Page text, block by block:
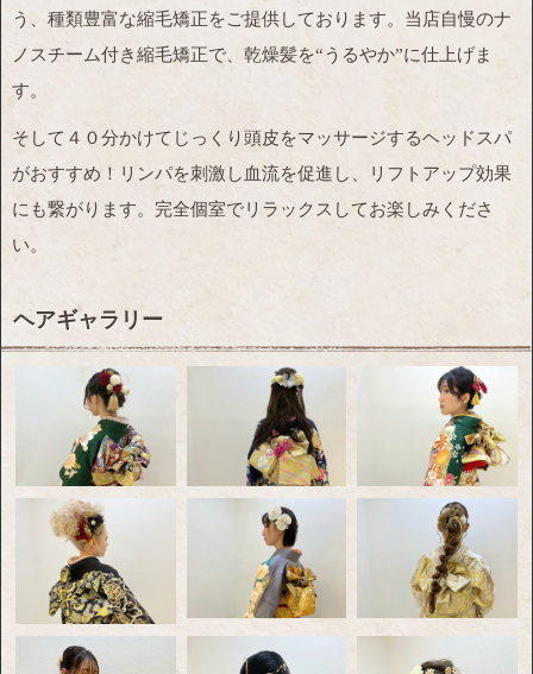
う、種類豊富な縮毛矯正をご提供しております。当店自慢のナ
ノスチーム付き縮毛矯正で、乾燥髪を“うるやか”に仕上げま
す。
そして４０分かけてじっくり頭皮をマッサージするヘッドスパ
がおすすめ！リンパを刺激し血流を促進し、リフトアップ効果
にも繋がります。完全個室でリラックスしてお楽しみくださ
い。
ヘアギャラリー